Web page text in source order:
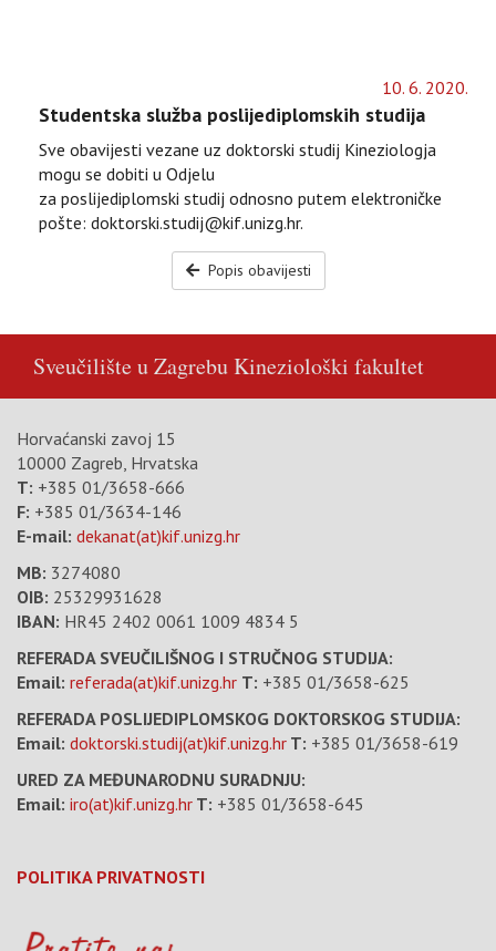
10. 6. 2020.
Studentska služba poslijediplomskih studija
Sve obavijesti vezane uz doktorski studij Kineziologja
mogu se dobiti u Odjelu
za poslijediplomski studij odnosno putem elektroničke
pošte: doktorski.studij@kif.unizg.hr.
Popis obavijesti
Sveučilište u ZagrebuKineziološki fakultet
Horvaćanski zavoj 15
10000 Zagreb, Hrvatska
T: +385 01/3658-666
F: +385 01/3634-146
E-mail: dekanat(at)kif.unizg.hr
MB: 3274080
OIB: 25329931628
IBAN: HR45 2402 0061 1009 4834 5
REFERADA SVEUČILIŠNOG I STRUČNOG STUDIJA:
Email: referada(at)kif.unizg.hr T: +385 01/3658-625
REFERADA POSLIJEDIPLOMSKOG DOKTORSKOG STUDIJA:
Email: doktorski.studij(at)kif.unizg.hr T: +385 01/3658-619
URED ZA MEĐUNARODNU SURADNJU:
Email: iro(at)kif.unizg.hr T: +385 01/3658-645
POLITIKA PRIVATNOSTI